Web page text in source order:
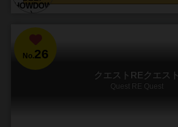
No.26
クエストREクエスト
Quest RE Quest